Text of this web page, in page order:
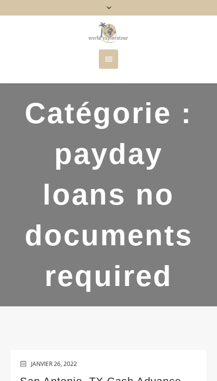
Catégorie :
payday
loans no
documents
required
JANVIER 26, 2022